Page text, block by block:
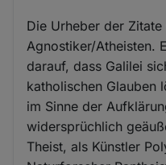
Die Urheber der
Agnostiker/Atheisten.
darauf, dass Galilei
katholischen Glauben
im Sinne der
widersprüchlich
Theist, als Künstler